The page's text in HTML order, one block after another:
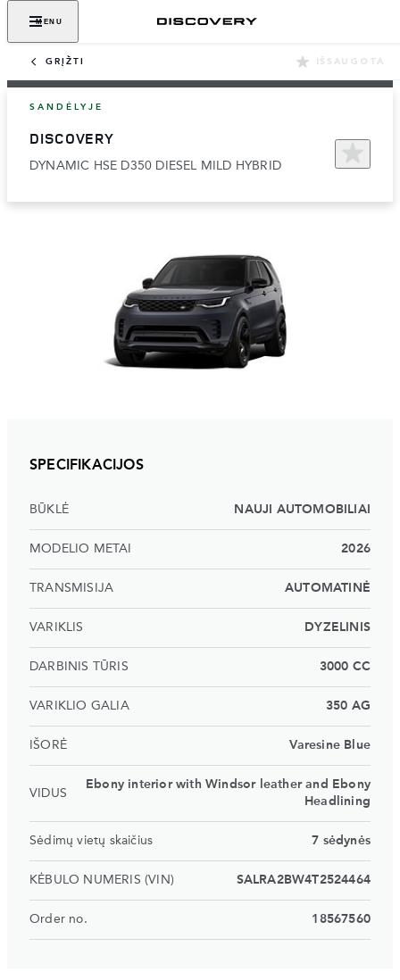
MENU
GRĮŽTI IŠSAUGOTA
SANDĖLYJE
DISCOVERY
DYNAMIC HSE D350 DIESEL MILD HYBRID
SPECIFIKACIJOS
BŪKLĖ NAUJI AUTOMOBILIAI
MODELIO METAI 2026
TRANSMISIJA AUTOMATINĖ
VARIKLIS DYZELINIS
DARBINIS TŪRIS 3000 CC
VARIKLIO GALIA 350 AG
IŠORĖ Varesine Blue
VIDUS
Ebony interior with Windsor leather and Ebony
Headlining
Sėdimų vietų skaičius 7 sėdynės
KĖBULO NUMERIS (VIN) SALRA2BW4T2524464
Order no. 18567560